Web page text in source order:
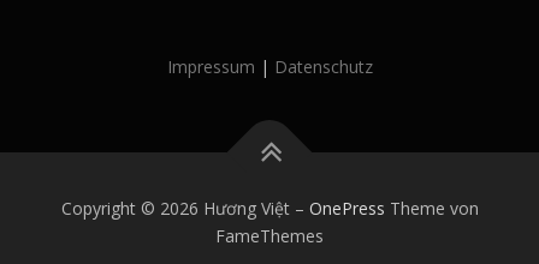
Impressum | Datenschutz
Copyright © 2026 Hương Việt – OnePress Theme von
FameThemes